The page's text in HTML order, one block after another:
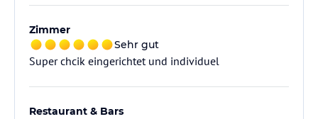
Zimmer
Sehr gut
Super chcik eingerichtet und individuel
Restaurant & Bars